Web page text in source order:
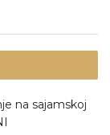
na sajamskoj